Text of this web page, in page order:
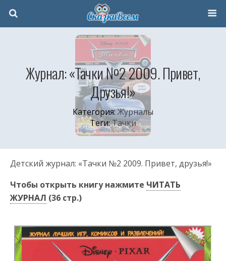
Журнал: «Тачки №2 2009. Привет,
Друзья!»
Категория:Журналы
Теги:Тачки
Детский журнал: «Тачки №2 2009. Привет, друзья!»
Чтобы открыть книгу нажмите ЧИТАТЬ
ЖУРНАЛ (36 стр.)